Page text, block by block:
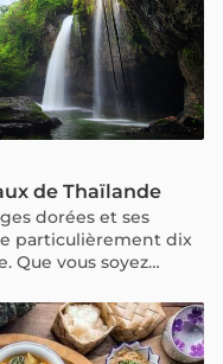
de Thaïlande
dorées et ses
particulièrement dix
Que vous soyez
en plein air,
unique au
à chaque